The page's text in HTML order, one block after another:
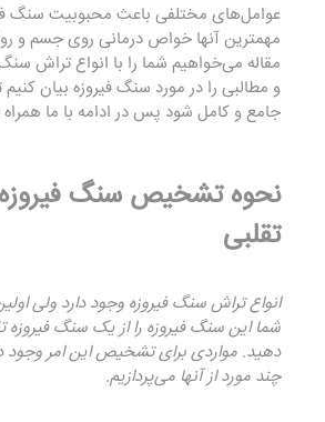
عوامل‌های مختلفی باعث محبوبیت سنگ
مهمترین آنها خواص درمانی روی جسم و
مقاله می‌خواهیم شما را با انواع تراش
و مطالبی را در مورد سنگ فیروزه بیان کنیم
جامع و کامل شود پس در ادامه با ما همراه
نحوه تشخیص سنگ
تقلبی
انواع تراش سنگ فیروزه وجود دارد ولی
شما این سنگ فیروزه را از یک سنگ
دهید. مواردی برای تشخیص این امر وجود
چند مورد از آنها می‌پردازیم.